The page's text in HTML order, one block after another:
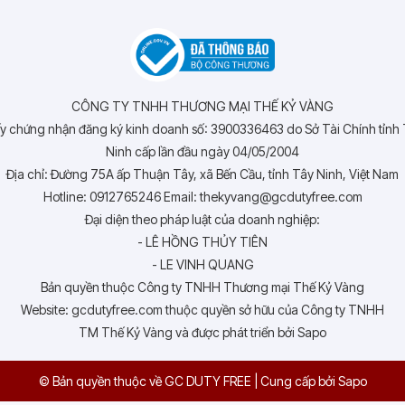
CÔNG TY TNHH THƯƠNG MẠI THẾ KỶ VÀNG
chứng nhận đăng ký kinh doanh số: 3900336463 do Sở Tài Chính tỉnh
Ninh cấp lần đầu ngày 04/05/2004
Địa chỉ: Đường 75A ấp Thuận Tây, xã Bến Cầu, tỉnh Tây Ninh, Việt Nam
Hotline: 0912765246 Email: thekyvang@gcdutyfree.com
Đại diện theo pháp luật của doanh nghiệp:
- LÊ HỒNG THỦY TIÊN
- LE VINH QUANG
Bản quyền thuộc Công ty TNHH Thương mại Thế Kỷ Vàng
Website: gcdutyfree.com thuộc quyền sở hữu của Công ty TNHH
TM Thế Kỷ Vàng và được phát triển bởi Sapo
© Bản quyền thuộc về GC DUTY FREE Cung cấp bởi Sapo